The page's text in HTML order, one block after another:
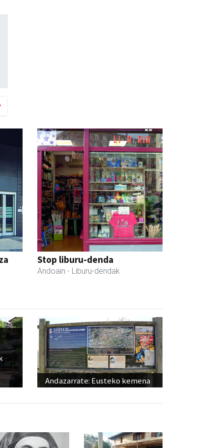
Stop liburu-denda
Andoain - Liburu-dendak
Andazarrate: Eusteko kemena